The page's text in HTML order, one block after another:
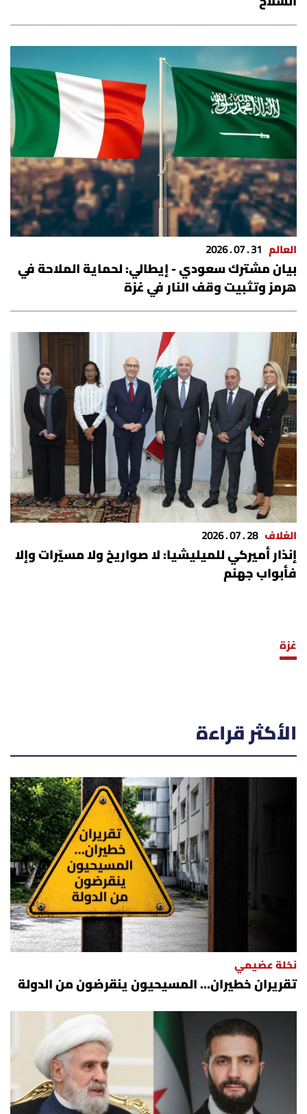
العالم 31 . 07 . 2026
بيان مشترك سعودي - إيطالي: لحماية الملاحة في
هرمز وتثبيت وقف النار في غزة
الغلاف 28 . 07 . 2026
إنذار أميركي للميليشيا: لا صواريخ ولا مسيّرات وإلا
فأبواب جهنم
غزة
الأكثر قراءة
نخلة عضيمي
تقريران خطيران… المسيحيون ينقرضون من الدولة